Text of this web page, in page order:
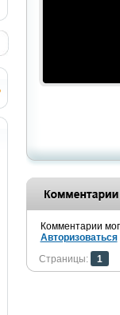
Комментарии
Авторизоваться
Страницы:
1